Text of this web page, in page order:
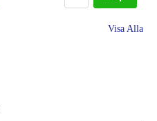
Visa Alla